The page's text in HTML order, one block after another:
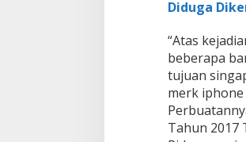
Diduga
“Atas
beberapa
tujuan
merk
Tahun 2017